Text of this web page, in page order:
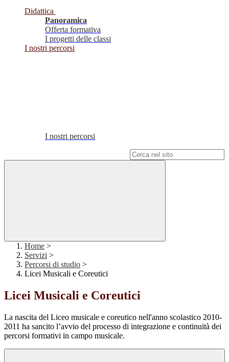
Didattica
Panoramica
Offerta formativa
I progetti delle classi
I nostri percorsi
I nostri percorsi
Home >
Servizi >
Percorsi di studio >
Licei Musicali e Coreutici
Licei Musicali e Coreutici
La nascita del Liceo musicale e coreutico nell'anno scolastico 2010-
2011 ha sancito l’avvio del processo di integrazione e continuità dei
percorsi formativi in campo musicale.